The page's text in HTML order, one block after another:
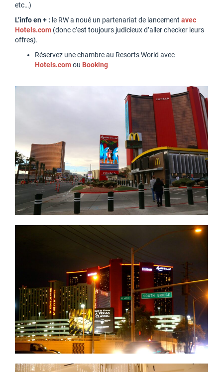
etc…)
L’info en + : le RW a noué un partenariat de lancement avec
Hotels.com (donc c’est toujours judicieux d’aller checker leurs
offres).
Réservez une chambre au Resorts World avec
Hotels.comou Booking